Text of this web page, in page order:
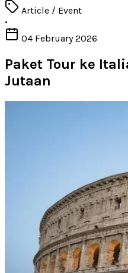
Article / Event
•
04 February 2026
Paket Tour ke
Jutaan